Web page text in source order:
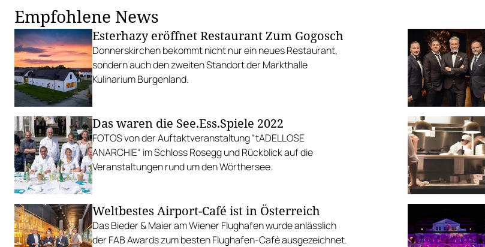
Empfohlene News
Esterhazy eröffnet Restaurant Zum Gogosch
Donnerskirchen bekommt nicht nur ein neues Restaurant,
sondern auch den zweiten Standort der Markthalle
Kulinarium Burgenland.
Das waren die See.Ess.Spiele 2022
FOTOS von der Auftaktveranstaltung “tADELLOSE
ANARCHIE“ im Schloss Rosegg und Rückblick auf die
Veranstaltungen rund um den Wörthersee.
Weltbestes Airport-Café ist in Österreich
Das Bieder & Maier am Wiener Flughafen wurde anlässlich
der FAB Awards zum besten Flughafen-Café ausgezeichnet.